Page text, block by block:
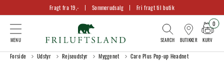
Fragt fra 19,- Sommerudsalg Fri fragt til butik
BUTIKKER KURV
0
Forside Udstyr Rejseudstyr Myggenet Care Plus Pop-up Headnet